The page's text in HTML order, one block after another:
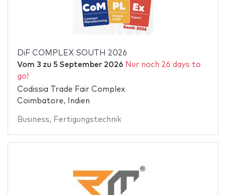
DiF COMPLEX SOUTH 2026
Vom 3zu 5 September 2026 Nur noch 26 days to
go!
Codissia Trade Fair Complex
Coimbatore, Indien
Business, Fertigungstechnik